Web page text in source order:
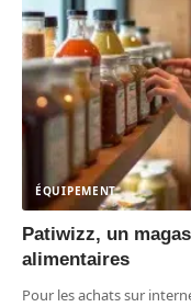
ÉQUIPEMENT
Patiwizz, un
alimentaires
Pour les achats sur